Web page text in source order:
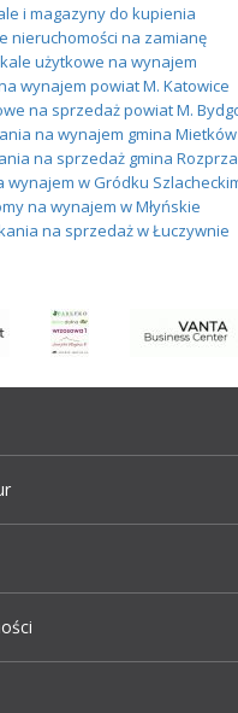
i magazyny do kupienia
nieruchomości na zamianę
użytkowe na wynajem
wynajem powiat M. Katowice
na sprzedaż powiat M.
na wynajem gmina Mietków
na sprzedaż gmina Rozprza
wynajem w Gródku
na wynajem w Młyńskie
na sprzedaż w Łuczywnie